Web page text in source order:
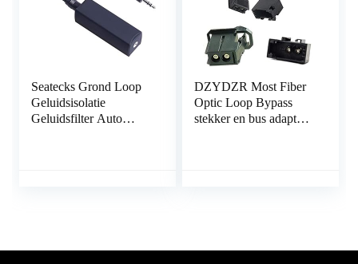
Seatecks Grond Loop
Geluidsisolatie
Geluidsfilter Auto
DZYDZR Most Fiber
Optic Loop Bypass
stekker en bus adapter